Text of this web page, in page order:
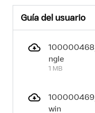
Guía del usuario
ngle
1 MB
win